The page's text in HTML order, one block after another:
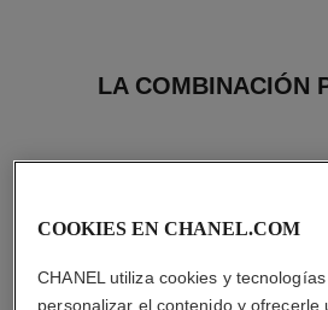
LA COMBINACIÓN
COOKIES EN CHANEL.COM
CHANEL utiliza cookies y
personalizar el contenido y ofrecerle